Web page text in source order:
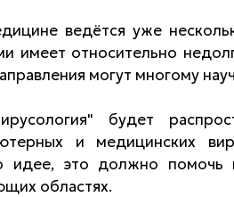
ведётся уже
имеет относительно
могут многому
будет
и медицинских
идее, это должно помочь
областях.